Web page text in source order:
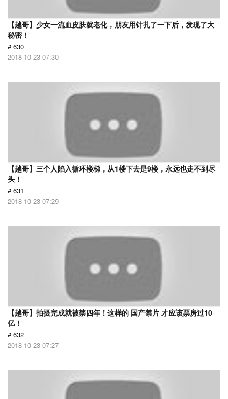
【越哥】少女一流血皮肤就老化，朋友用针扎了一下后，发现了大
秘密！
# 630
2018-10-23 07:30
【越哥】三个人陷入循环楼梯，从1楼下去是9楼，永远也走不到尽
头！
# 631
2018-10-23 07:29
【越哥】拍摄完成就被禁四年！这样的 国产禁片 才应该票房过10
亿！
# 632
2018-10-23 07:27